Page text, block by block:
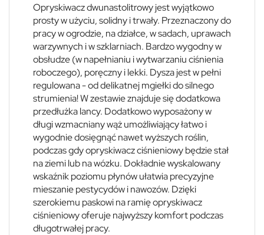
Opryskiwacz dwunastolitrowy jest wyjątkowo
prosty w użyciu, solidny i trwały. Przeznaczony do
pracy w ogrodzie, na działce, w sadach, uprawach
warzywnych i w szklarniach. Bardzo wygodny w
obsłudze (w napełnianiu i wytwarzaniu ciśnienia
roboczego), poręczny i lekki. Dysza jest w pełni
regulowana - od delikatnej mgiełki do silnego
strumienia! W zestawie znajduje się dodatkowa
przedłużka lancy. Dodatkowo wyposażony w
długi wzmacniany wąż umożliwiający łatwo i
wygodnie dosięgnąć nawet wyższych roślin,
podczas gdy opryskiwacz ciśnieniowy będzie stał
na ziemi lub na wózku. Dokładnie wyskalowany
wskaźnik poziomu płynów ułatwia precyzyjne
mieszanie pestycydów i nawozów. Dzięki
szerokiemu paskowi na ramię opryskiwacz
ciśnieniowy oferuje najwyższy komfort podczas
długotrwałej pracy.